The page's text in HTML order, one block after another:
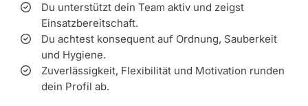
Du unterstützt dein Team aktiv und zeigst
Einsatzbereitschaft.
Du achtest konsequent auf Ordnung, Sauberkeit
und Hygiene.
Zuverlässigkeit, Flexibilität und Motivation runden
dein Profil ab.